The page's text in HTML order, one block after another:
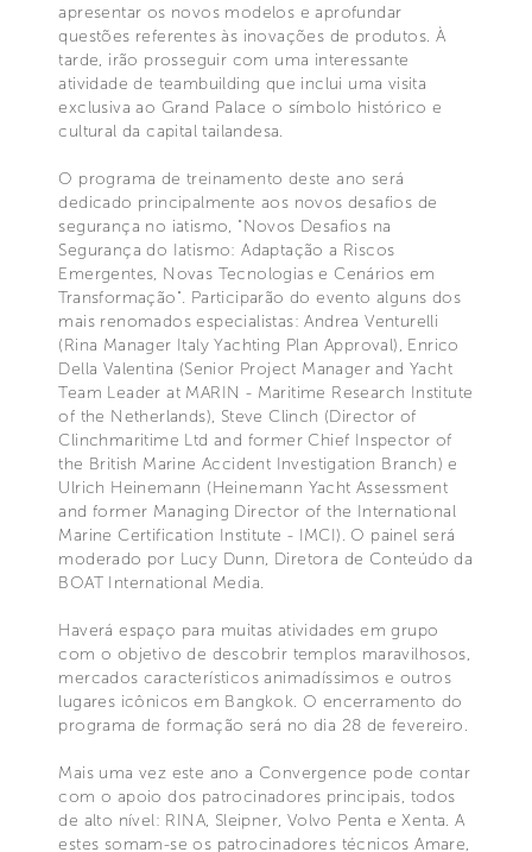
apresentar os novos modelos e aprofundar
questões referentes às inovações de produtos. À
tarde, irão prosseguir com uma interessante
atividade de teambuilding que inclui uma visita
exclusiva ao Grand Palace o símbolo histórico e
cultural da capital tailandesa.
O programa de treinamento deste ano será
dedicado principalmente aos novos desafios de
segurança no iatismo, "Novos Desafios na
Segurança do Iatismo: Adaptação a Riscos
Emergentes, Novas Tecnologias e Cenários em
Transformação". Participarão do evento alguns dos
mais renomados especialistas: Andrea Venturelli
(Rina Manager Italy Yachting Plan Approval), Enrico
Della Valentina (Senior Project Manager and Yacht
Team Leader at MARIN - Maritime Research Institute
of the Netherlands), Steve Clinch (Director of
Clinchmaritime Ltd and former Chief Inspector of
the British Marine Accident Investigation Branch) e
Ulrich Heinemann (Heinemann Yacht Assessment
and former Managing Director of the International
Marine Certification Institute - IMCI). O painel será
moderado por Lucy Dunn, Diretora de Conteúdo da
BOAT International Media.
Haverá espaço para muitas atividades em grupo
com o objetivo de descobrir templos maravilhosos,
mercados característicos animadíssimos e outros
lugares icônicos em Bangkok. O encerramento do
programa de formação será no dia 28 de fevereiro.
Mais uma vez este ano a Convergence pode contar
com o apoio dos patrocinadores principais, todos
de alto nível: RINA, Sleipner, Volvo Penta e Xenta. A
estes somam-se os patrocinadores técnicos Amare,